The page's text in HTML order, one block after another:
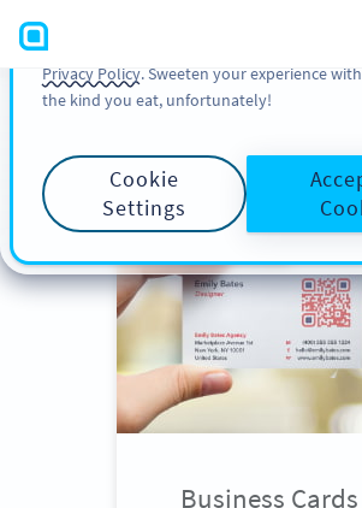
Scroll down
to see
cases
Business Cards
You can also find more information about
analytic activities and your rights in our
Privacy Policy. Sweeten your experience
the kind you eat, unfortunately!
Cookie
Settings